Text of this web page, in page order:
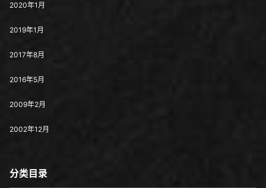
2020年1月
2019年1月
2017年8月
2016年5月
2009年2月
2002年12月
分类目录